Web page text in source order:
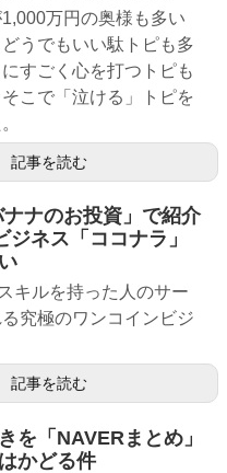
万円の奥様も多い
どうでもいい駄トピも多
すごく心を打つトピも
こで「泣ける」トピを
記事を読む
ナナのお投資」で紹介
ジネス「ココナラ」
キルを持った人のサー
究極のワンコインビジ
記事を読む
を「NAVERまとめ」
かどる件